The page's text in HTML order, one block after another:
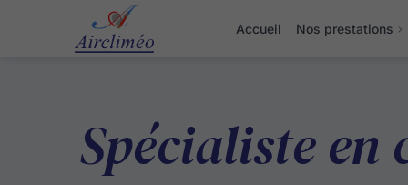
Accueil Nos prestations
Spécialiste